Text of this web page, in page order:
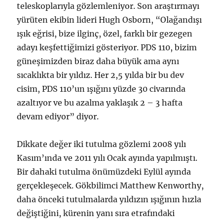
teleskoplarıyla gözlemleniyor. Son araştırmayı
yürüten ekibin lideri Hugh Osborn, “Olağandışı
ışık eğrisi, bize ilginç, özel, farklı bir gezegen
adayı keşfettiğimizi gösteriyor. PDS 110, bizim
güneşimizden biraz daha büyük ama aynı
sıcaklıkta bir yıldız. Her 2,5 yılda bir bu dev
cisim, PDS 110’un ışığını yüzde 30 civarında
azaltıyor ve bu azalma yaklaşık 2 – 3 hafta
devam ediyor” diyor.
Dikkate değer iki tutulma gözlemi 2008 yılı
Kasım’ında ve 2011 yılı Ocak ayında yapılmıştı.
Bir dahaki tutulma önümüzdeki Eylül ayında
gerçekleşecek. Gökbilimci Matthew Kenworthy,
daha önceki tutulmalarda yıldızın ışığının hızla
değiştiğini, kürenin yanı sıra etrafındaki